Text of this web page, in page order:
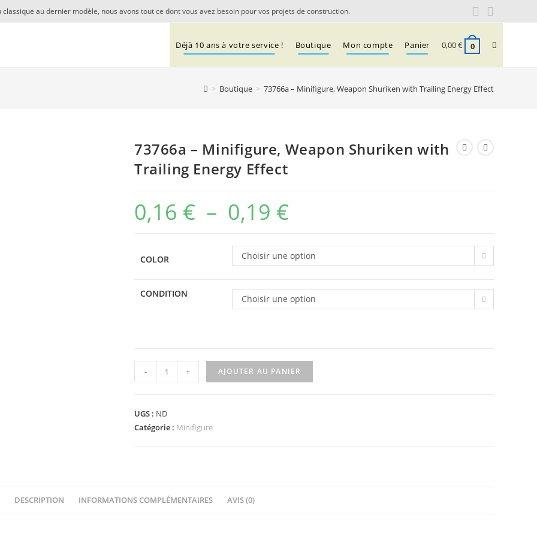
au dernier modèle, nous avons tout ce dont vous avez besoin pour vos projets de construction.
Déjà 10 ans à votre service ! Boutique Mon compte Panier 0,00€ 0 Toggle
website
> Boutique > 73766a – Minifigure, Weapon Shuriken with Trailing Energy Effect
73766a – Minifigure, Weapon Shuriken with
Trailing Energy Effect
0,16 € – 0,19 €
prix :
0,16 €
0,19 €
COLOR Choisir une option
CONDITION Choisir une option
quantité
de
-
Minifigure,
Energy
- + AJOUTER AU PANIER
UGS : ND
Catégorie : Minifigure
DESCRIPTION INFORMATIONS COMPLÉMENTAIRES AVIS (0)